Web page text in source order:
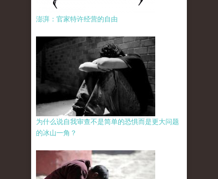
澎湃：官家特许经营的自由
为什么说自我审查不是简单的恐惧而是更大问题
的冰山一角？